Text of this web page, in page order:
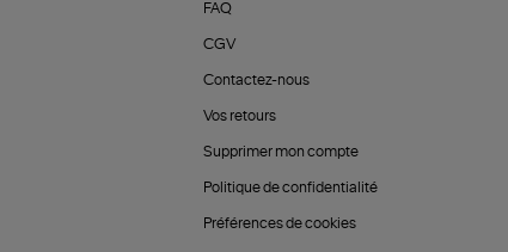
FAQ
CGV
Contactez-nous
Vos retours
Supprimer mon compte
Politique de confidentialité
Préférences de cookies